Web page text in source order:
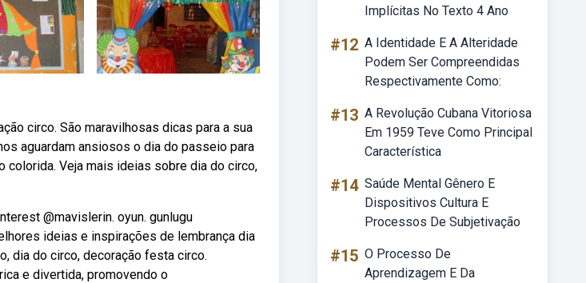
circo. São maravilhosas dicas para a sua
aguardam ansiosos o dia do passeio para
colorida. Veja mais ideias sobre dia do circo,
@mavislerin. oyun. gunlugu
ideias e inspirações de lembrança dia
dia do circo, decoração festa circo.
e divertida, promovendo o
Implícitas No Texto 4 Ano
#12 A Identidade E A Alteridade
Podem Ser Compreendidas
Respectivamente Como:
#13 A Revolução Cubana Vitoriosa
Em 1959 Teve Como Principal
Característica
#14 Saúde Mental Gênero E
Dispositivos Cultura E
Processos De Subjetivação
#15 O Processo De
Aprendizagem E Da